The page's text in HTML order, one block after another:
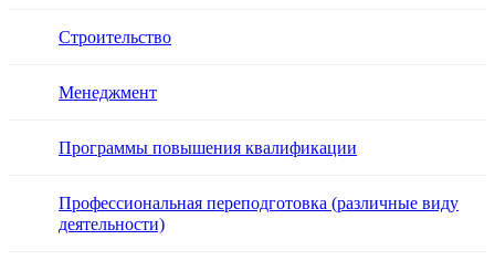
Строительство
Менеджмент
Программы повышения квалификации
Профессиональная переподготовка (различные виду
деятельности)